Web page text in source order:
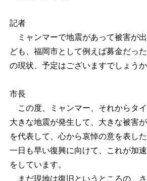
記者
ミャンマーで地震があって被害が
ども、福岡市として例えば募金だっ
の現状、予定はございますでしょうか
市長
この度、ミャンマー、それからタ
大きな地震が発生して、大きな被害
を代表して、心から哀悼の意を表し
一日も早い復興に向けて、これが加
をしています。
まだ現地は復旧というところの、